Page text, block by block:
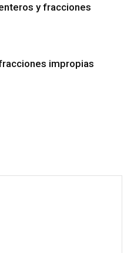
y fracciones
impropias